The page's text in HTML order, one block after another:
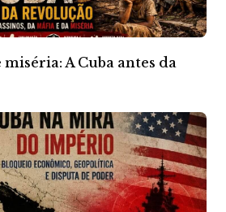
miséria: A Cuba antes da